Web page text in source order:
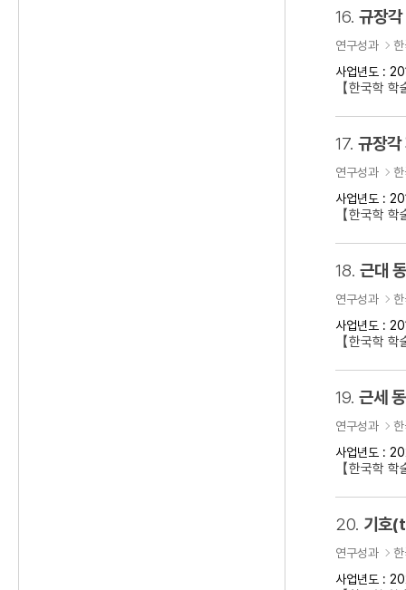
16. 규장
연구성과
사업년도 :
【한국학
17. 규장
연구성과
사업년도 :
【한국학
18. 근대
연구성과
사업년도 :
【한국학
19. 근세
연구성과
사업년도 :
【한국학
20. 기호
연구성과
사업년도 :